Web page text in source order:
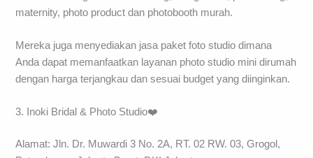
maternity, photo product dan photobooth murah.
Mereka juga menyediakan jasa paket foto studio dimana
Anda dapat memanfaatkan layanan photo studio mini dirumah
dengan harga terjangkau dan sesuai budget yang diinginkan.
3. Inoki Bridal & Photo Studio❤️
Alamat: Jln. Dr. Muwardi 3 No. 2A, RT. 02 RW. 03, Grogol,